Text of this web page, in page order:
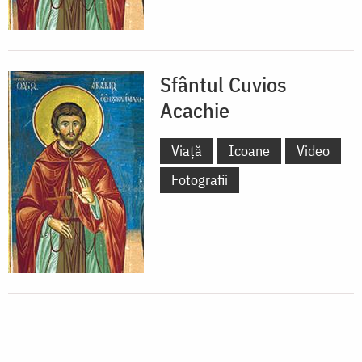
Sfântul Cuvios
Acachie
Viață Icoane
Video
Fotografii